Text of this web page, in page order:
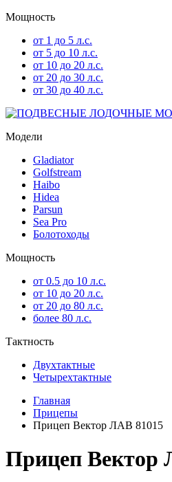
Мощность
от 1 до 5 л.с.
от 5 до 10 л.с.
от 10 до 20 л.с.
от 20 до 30 л.с.
от 30 до 40 л.с.
Модели
Gladiator
Golfstream
Haibo
Hidea
Parsun
Sea Pro
Болотоходы
Мощность
от 0.5 до 10 л.с.
от 10 до 20 л.с.
от 20 до 80 л.с.
более 80 л.с.
Тактность
Двухтактные
Четырехтактные
Главная
Прицепы
Прицеп Вектор ЛАВ 81015
Прицеп Вектор